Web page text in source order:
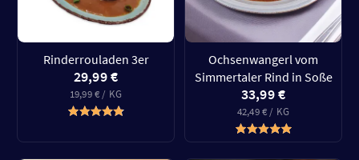
Rinderrouladen 3er
29,99 €
19,99 € / KG
Ochsenwangerl vom
Simmertaler Rind in Soße
33,99 €
42,49 € / KG